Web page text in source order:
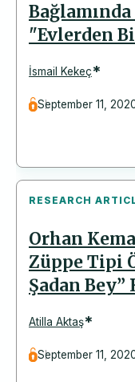
"Evlerden
İsmail Kekeç*
September 11,
RESEARCH
Orhan
Züppe Tipi
Şadan
Atilla Aktaş*
September 11,